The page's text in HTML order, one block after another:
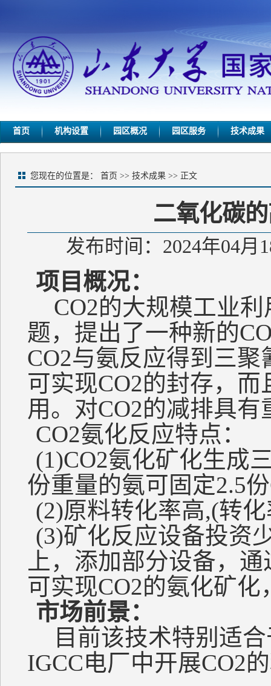
首页 机构设置 园区概况 园区服务 技术成果
您现在的位置是： 首页 >> 技术成果 >> 正文
二氧化碳
发布时间：2024年04
项目概况：
CO2的大规模工业
题，提出了一种新的
CO2与氨反应得到三
可实现CO2的封存，
用。对CO2的减排具有
CO2氨化反应特点：
(1)CO2氨化矿化生成
份重量的氨可固定2.5
(2)原料转化率高,(转
(3)矿化反应设备投资
上，添加部分设备，
可实现CO2的氨化矿
市场前景：
目前该技术特别适
IGCC电厂中开展CO2